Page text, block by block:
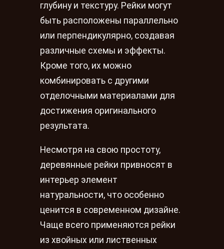
глубину и текстуру. Рейки могут
быть расположены параллельно
или перпендикулярно, создавая
различные схемы и эффекты.
Кроме того, их можно
комбинировать с другими
отделочными материалами для
достижения оригинального
результата.
Несмотря на свою простоту,
деревянные рейки привносят в
интерьер элемент
натуральности, что особенно
ценится в современном дизайне.
Чаще всего применяются рейки
из хвойных или лиственных